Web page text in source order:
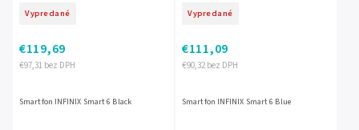
Vypredané
€97,31 bez DPH
€119,69
Smartfon INFINIX Smart 6 Black
Vypredané
€90,32 bez DPH
€111,09
Smartfon INFINIX Smart 6 Blue